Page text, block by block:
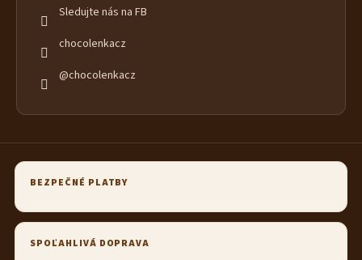
Sledujte nás na FB
chocolenkacz
@chocolenkacz
BEZPEČNÉ PLATBY
SPOĽAHLIVÁ DOPRAVA